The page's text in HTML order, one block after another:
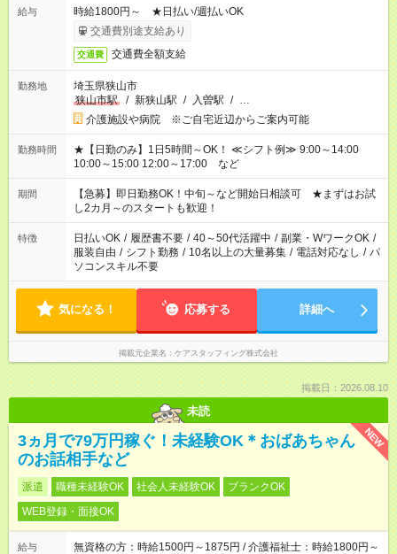
給与
時給1800円～ ★日払い/週払いOK
交通費別途支給あり
交通費 交通費全額支給
勤務地
埼玉県狭山市
狭山市駅
/ 新狭山駅 / 入曽駅 / …
介護施設や病院 ※ご自宅近辺からご案内可能
勤務時間
★【日勤のみ】1日5時間～OK！ ≪シフト例≫ 9:00～14:00
10:00～15:00 12:00～17:00 など
期間
【急募】即日勤務OK！中旬～など開始日相談可 ★まずはお試
し2カ月～のスタートも歓迎！
特徴 日払いOK / 履歴書不要 / 40～50代活躍中 / 副業・WワークOK /
服装自由 / シフト勤務 / 10名以上の大量募集 / 電話対応なし / パ
ソコンスキル不要
気になる！ 応募する 詳細へ
掲載元企業名 ケアスタッフィング株式会社
掲載日：2026.08.10
未読
NEW
3ヵ月で79万円稼ぐ！未経験OK＊おばあちゃん
のお話相手など
派遣 職種未経験OK 社会人未経験OK
ブランクOK
WEB登録・面接OK
給与
無資格の方：時給1500円～1875円 / 介護福祉士：時給1800円～